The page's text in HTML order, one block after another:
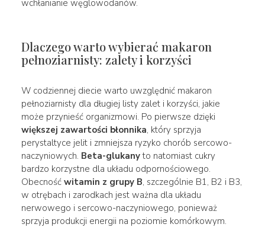
wchłanianie węglowodanów.
Dlaczego warto wybierać makaron
pełnoziarnisty: zalety i korzyści
W codziennej diecie warto uwzględnić makaron
pełnoziarnisty dla długiej listy zalet i korzyści, jakie
może przynieść organizmowi. Po pierwsze dzięki
większej zawartości błonnika, który sprzyja
perystaltyce jelit i zmniejsza ryzyko chorób sercowo-
naczyniowych. Beta-glukanyto natomiast cukry
bardzo korzystne dla układu odpornościowego.
Obecność witamin z grupy B, szczególnie B1, B2 i B3,
w otrębach i zarodkach jest ważna dla układu
nerwowego i sercowo-naczyniowego, ponieważ
sprzyja produkcji energii na poziomie komórkowym.